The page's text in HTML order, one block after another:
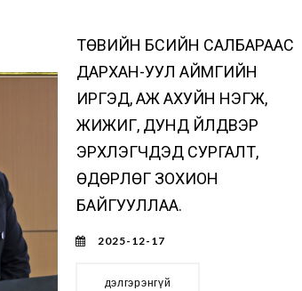
ТӨВИЙН БҮСИЙН САЛБАРААС
ДАРХАН-УУЛ АЙМГИЙН
ИРГЭД, АЖ АХУЙН НЭГЖ,
ЖИЖИГ, ДУНД ҮЙЛДВЭР
ЭРХЛЭГЧДЭД СУРГАЛТ,
ӨДӨРЛӨГ ЗОХИОН
БАЙГУУЛЛАА.
2025-12-17
дэлгэрэнгүй